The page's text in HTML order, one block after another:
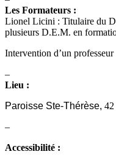
Les Formateurs :
Lionel Licini : Titulaire du
plusieurs D.E.M. en
Intervention d’un
–
Lieu :
Paroisse Ste-Thérèse, 42
–
Accessibilité :